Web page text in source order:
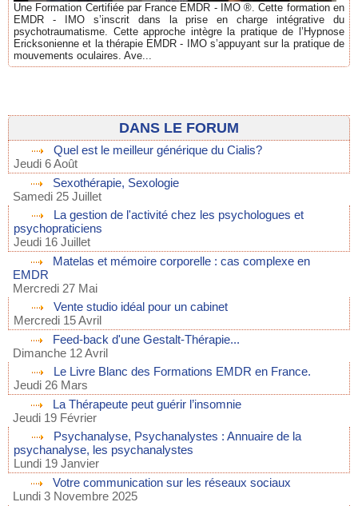
Une Formation Certifiée par France EMDR - IMO ®. Cette formation en
EMDR - IMO s’inscrit dans la prise en charge intégrative du
psychotraumatisme. Cette approche intègre la pratique de l’Hypnose
Ericksonienne et la thérapie EMDR - IMO s’appuyant sur la pratique de
mouvements oculaires. Ave...
DANS LE FORUM
Quel est le meilleur générique du Cialis?
Jeudi 6 Août
Sexothérapie, Sexologie
Samedi 25 Juillet
La gestion de l'activité chez les psychologues et
psychopraticiens
Jeudi 16 Juillet
Matelas et mémoire corporelle : cas complexe en
EMDR
Mercredi 27 Mai
Vente studio idéal pour un cabinet
Mercredi 15 Avril
Feed-back d'une Gestalt-Thérapie...
Dimanche 12 Avril
Le Livre Blanc des Formations EMDR en France.
Jeudi 26 Mars
La Thérapeute peut guérir l’insomnie
Jeudi 19 Février
Psychanalyse, Psychanalystes : Annuaire de la
psychanalyse, les psychanalystes
Lundi 19 Janvier
Votre communication sur les réseaux sociaux
Lundi 3 Novembre 2025